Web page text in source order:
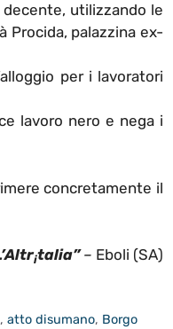
utilizzando le
Procida, palazzina ex-
per i lavoratori
lavoro nero e nega i
concretamente il
italia”– Eboli (SA)
,atto disumano, Borgo